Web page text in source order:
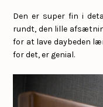
Den er super fin i
rundt, den lille
for at lave daybeden
for det, er genial.